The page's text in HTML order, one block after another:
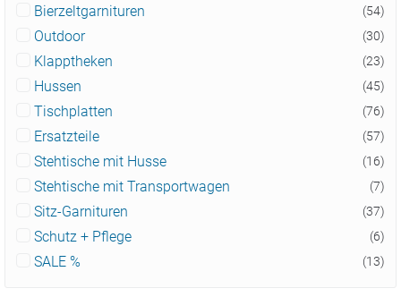
Bierzeltgarnituren (54)
Outdoor (30)
Klapptheken (23)
Hussen (45)
Tischplatten (76)
Ersatzteile (57)
Stehtische mit Husse (16)
Stehtische mit Transportwagen (7)
Sitz-Garnituren (37)
Schutz + Pflege (6)
SALE % (13)